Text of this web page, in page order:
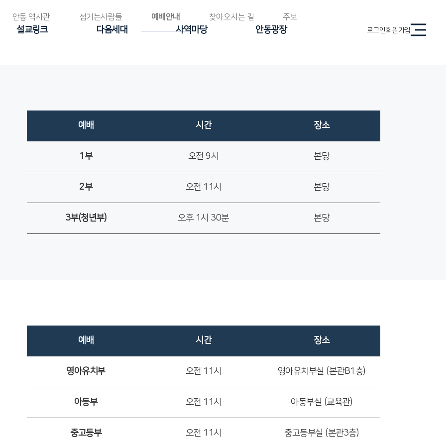
설교링크 다음세대 사역마당 안동광장 로그인회원가입
안동 역사관 섬기는사람들 예배안내 찾아오시는 길 주보
예배 시간 장소
1부 오전 9시 본당
2부 오전 11시 본당
3부(청년부) 오후 1시 30분 본당
예배 시간 장소
영아유치부 오전 11시 영아유치부실 (본관B1층)
아동부 오전 11시 아동부실 (교육관)
중고등부 오전 11시 중고등부실 (본관3층)